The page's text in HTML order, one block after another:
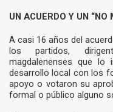
UN ACUERDO Y UN “NO
A casi 16 años del
los partidos,
magdalenenses que lo
desarrollo local con los
apoyo o votaron su
formal o público alguno